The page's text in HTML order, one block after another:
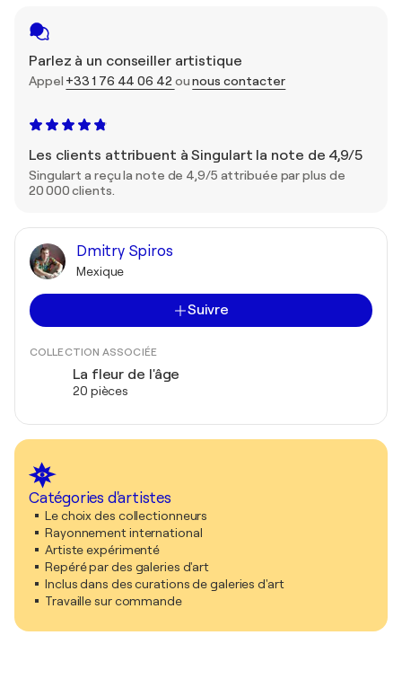
Parlez à un conseiller artistique
Appel +33 1 76 44 06 42ounous contacter
Les clients attribuent à Singulart la note de 4,9/5
Singulart a reçu la note de 4,9/5 attribuée par plus de
20 000 clients.
Dmitry Spiros
Mexique
Suivre
COLLECTION ASSOCIÉE
La fleur de l'âge
20 pièces
Catégories d'artistes
Le choix des collectionneurs
Rayonnement international
Artiste expérimenté
Repéré par des galeries d'art
Inclus dans des curations de galeries d'art
Travaille sur commande